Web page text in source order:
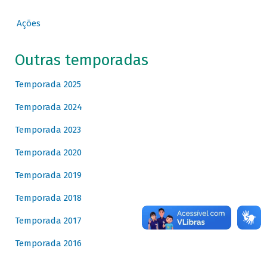
Ações
Outras temporadas
Temporada 2025
Temporada 2024
Temporada 2023
Temporada 2020
Temporada 2019
Temporada 2018
Temporada 2017
Temporada 2016